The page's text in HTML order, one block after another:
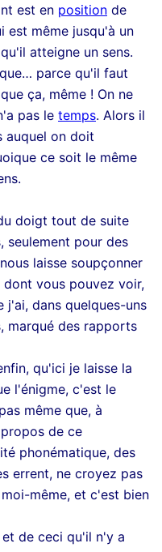
est en position de
est même jusqu'à un
atteigne un sens.
parce qu'il faut
que ça, même ! On ne
pas le temps. Alors il
auquel on doit
ce soit le même
doigt tout de suite
seulement pour des
laisse soupçonner
dont vous pouvez voir,
j'ai, dans quelques-uns
marqué des rapports
qu'ici je laisse la
l'énigme, c'est le
même que, à
de ce
phonématique, des
errent, ne croyez pas
même, et c'est bien
de ceci qu'il n'y a